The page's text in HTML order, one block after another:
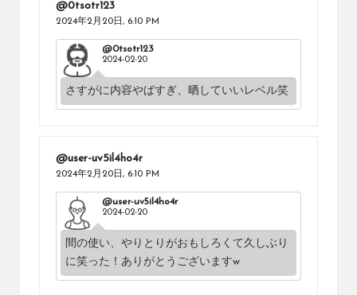
@0tsotr123
2024年2月20日, 6:10 PM
@0tsotr123
2024-02-20
さすがに内容やばすぎ、晒していいレベル笑
@user-uv5il4ho4r
2024年2月20日, 6:10 PM
@user-uv5il4ho4r
2024-02-20
間の使い、やりとりがおもしろくて久しぶり
に笑った！ありがとうございますw